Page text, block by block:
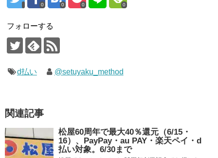
0 0 0 0
フォローする
d払い @setuyaku_method
関連記事
松屋60周年で最大40％還元（6/15・
16）、PayPay・au PAY・楽天ペイ・d
払い対象。6/30まで